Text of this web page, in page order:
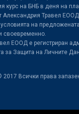
курс на БНБ в деня на
Александрия Травел
на
своевременно.
ЕООД е регистриран
за Защита на Личните
2017 Всички права